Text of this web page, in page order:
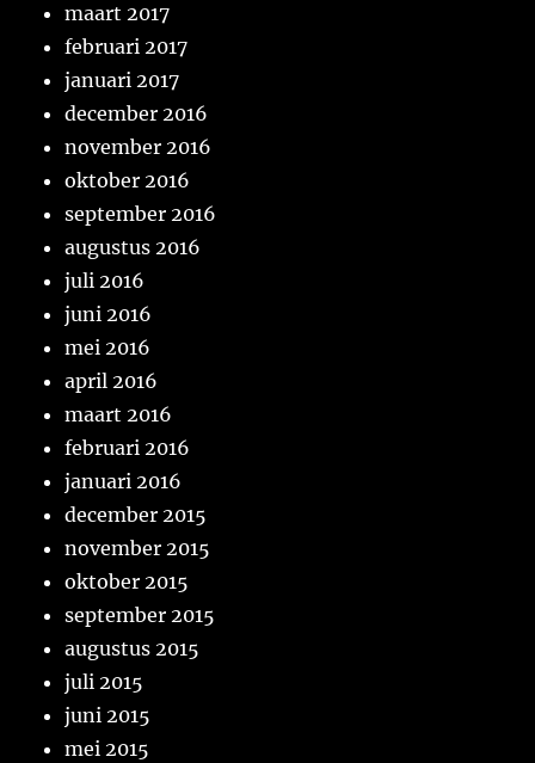
maart 2017
februari 2017
januari 2017
december 2016
november 2016
oktober 2016
september 2016
augustus 2016
juli 2016
juni 2016
mei 2016
april 2016
maart 2016
februari 2016
januari 2016
december 2015
november 2015
oktober 2015
september 2015
augustus 2015
juli 2015
juni 2015
mei 2015